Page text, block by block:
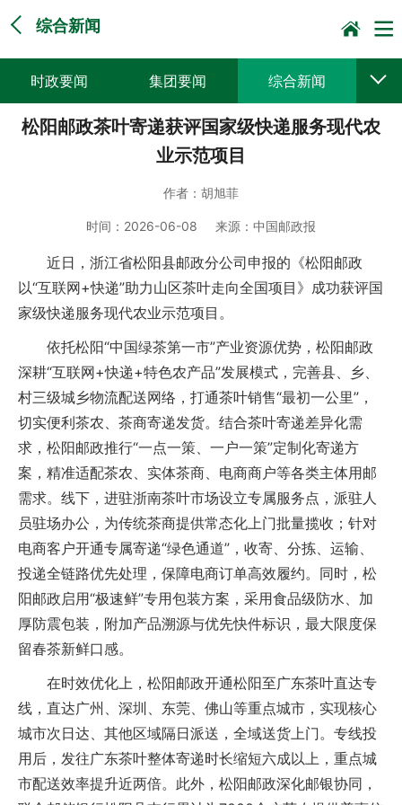
综合新闻
时政要闻 集团要闻 综合新闻
媒体聚焦 党建动态 普遍服务
松阳邮政茶叶寄递获评国家级快递服务现代农
业示范项目
作者： 胡旭菲
时间： 2026-06-08 来源： 中国邮政报
近日，浙江省松阳县邮政分公司申报的《松阳邮政
以“互联网+快递”助力山区茶叶走向全国项目》成功获评国
家级快递服务现代农业示范项目。
依托松阳“中国绿茶第一市”产业资源优势，松阳邮政
深耕“互联网+快递+特色农产品”发展模式，完善县、乡、
村三级城乡物流配送网络，打通茶叶销售“最初一公里”，
切实便利茶农、茶商寄递发货。结合茶叶寄递差异化需
求，松阳邮政推行“一点一策、一户一策”定制化寄递方
案，精准适配茶农、实体茶商、电商商户等各类主体用邮
需求。线下，进驻浙南茶叶市场设立专属服务点，派驻人
员驻场办公，为传统茶商提供常态化上门批量揽收；针对
电商客户开通专属寄递“绿色通道”，收寄、分拣、运输、
投递全链路优先处理，保障电商订单高效履约。同时，松
阳邮政启用“极速鲜”专用包装方案，采用食品级防水、加
厚防震包装，附加产品溯源与优先快件标识，最大限度保
留春茶新鲜口感。
在时效优化上，松阳邮政开通松阳至广东茶叶直达专
线，直达广州、深圳、东莞、佛山等重点城市，实现核心
城市次日达、其他区域隔日派送，全域送货上门。专线投
用后，发往广东茶叶整体寄递时长缩短六成以上，重点城
市配送效率提升近两倍。此外，松阳邮政深化邮银协同，